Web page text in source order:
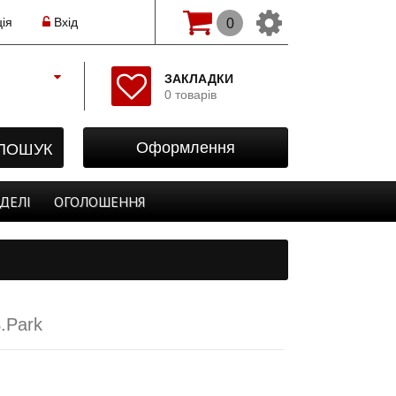
Вхід
Оформлення
ЗАКЛАДКИ
0 товарів
0
Початок
Реєстрація
Закладки
ОГОЛОШЕННЯ